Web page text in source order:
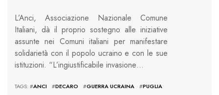
L’Anci, Associazione Nazionale Comune
Italiani, dà il proprio sostegno alle iniziative
assunte nei Comuni italiani per manifestare
solidarietà con il popolo ucraino e con le sue
istituzioni. “L’ingiustificabile invasione…
TAGS: #ANCI #DECARO #GUERRA UCRAINA #PUGLIA